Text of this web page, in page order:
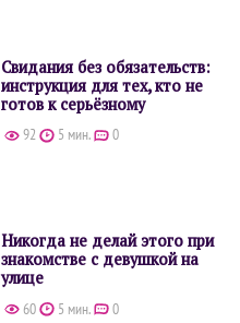
Свидания без обязательств:
инструкция для тех, кто не
готов к серьёзному
92 5 мин. 0
Никогда не делай этого при
знакомстве с девушкой на
улице
60 5 мин. 0